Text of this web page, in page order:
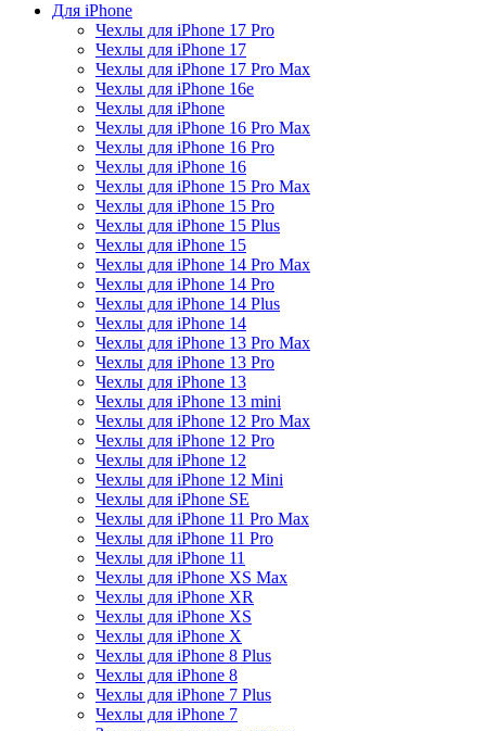
Для iPhone
Чехлы для iPhone 17 Pro
Чехлы для iPhone 17
Чехлы для iPhone 17 Pro Max
Чехлы для iPhone 16e
Чехлы для iPhone
Чехлы для iPhone 16 Pro Max
Чехлы для iPhone 16 Pro
Чехлы для iPhone 16
Чехлы для iPhone 15 Pro Max
Чехлы для iPhone 15 Pro
Чехлы для iPhone 15 Plus
Чехлы для iPhone 15
Чехлы для iPhone 14 Pro Max
Чехлы для iPhone 14 Pro
Чехлы для iPhone 14 Plus
Чехлы для iPhone 14
Чехлы для iPhone 13 Pro Max
Чехлы для iPhone 13 Pro
Чехлы для iPhone 13
Чехлы для iPhone 13 mini
Чехлы для iPhone 12 Pro Max
Чехлы для iPhone 12 Pro
Чехлы для iPhone 12
Чехлы для iPhone 12 Mini
Чехлы для iPhone SE
Чехлы для iPhone 11 Pro Max
Чехлы для iPhone 11 Pro
Чехлы для iPhone 11
Чехлы для iPhone XS Max
Чехлы для iPhone XR
Чехлы для iPhone XS
Чехлы для iPhone X
Чехлы для iPhone 8 Plus
Чехлы для iPhone 8
Чехлы для iPhone 7 Plus
Чехлы для iPhone 7